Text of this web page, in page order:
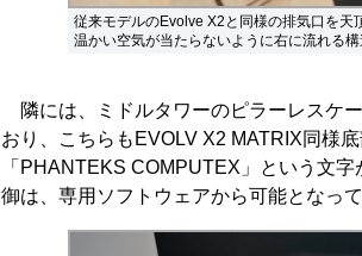
従来モデルのEvolve X2と同様の排気口を天
温かい空気が当たらないように右に流れる
隣には、ミドルタワーのピラーレスケ
おり、こちらもEVOLV X2 MATRIX同様
「PHANTEKS COMPUTEX」という文
御は、専用ソフトウェアから可能となって